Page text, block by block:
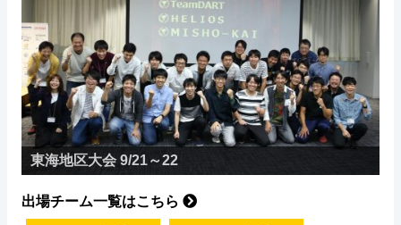
東京地区大会 9/22～23
東海地区大会 9/21～22
北海道地区大会 9/22
東京地区大会 9/22～23
東京地区大会 9/22～23
沖縄地区大会 9/15
東京地区大会 9/22～23
中四国地区大会 9/15
北関東地区大会 9/22
九州南地区大会 9/28
南関東地区大会 9/15～16
東北地区大会 9/21
出場チーム一覧はこちら